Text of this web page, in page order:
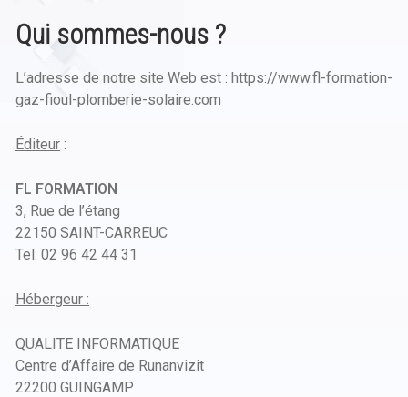
Qui sommes-nous ?
L’adresse de notre site Web est : https://www.fl-formation-
gaz-fioul-plomberie-solaire.com
Éditeur :
FL FORMATION
3, Rue de l’étang
22150 SAINT-CARREUC
Tel. 02 96 42 44 31
Hébergeur :
QUALITE INFORMATIQUE
Centre d’Affaire de Runanvizit
22200 GUINGAMP